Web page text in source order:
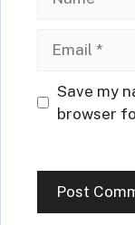
Website
Save my
browser